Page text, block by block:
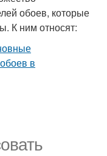
обоев, которые
К ним относят: